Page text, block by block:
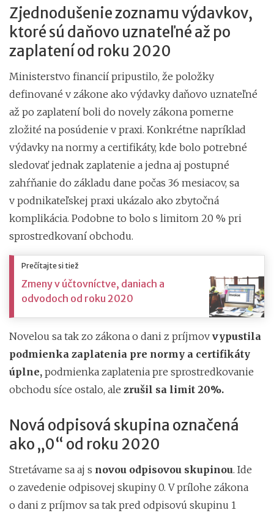
Zjednodušenie zoznamu výdavkov,
ktoré sú daňovo uznateľné až po
zaplatení od roku 2020
Ministerstvo financií pripustilo, že položky
definované v zákone ako výdavky daňovo uznateľné
až po zaplatení boli do novely zákona pomerne
zložité na posúdenie v praxi. Konkrétne napríklad
výdavky na normy a certifikáty, kde bolo potrebné
sledovať jednak zaplatenie a jedna aj postupné
zahŕňanie do základu dane počas 36 mesiacov, sa
v podnikateľskej praxi ukázalo ako zbytočná
komplikácia. Podobne to bolo s limitom 20 % pri
sprostredkovaní obchodu.
Prečítajte si tiež
Zmeny v účtovníctve, daniach a
odvodoch od roku 2020
Novelou sa tak zo zákona o dani z príjmov vypustila
podmienka zaplatenia pre normy a certifikáty
úplne, podmienka zaplatenia pre sprostredkovanie
obchodu síce ostalo, ale zrušil sa limit 20%.
Nová odpisová skupina označená
ako „0“ od roku 2020
Stretávame sa aj s novou odpisovou skupinou. Ide
o zavedenie odpisovej skupiny 0. V prílohe zákona
o dani z príjmov sa tak pred odpisovú skupinu 1